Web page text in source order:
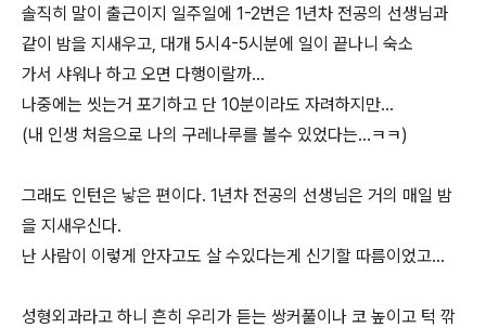
솔직히 말이 출근이지 일주일에 1-2번은 1년차 전공의 선생님과
같이 밤을 지새우고, 대개 5시4-5시분에 일이 끝나니 숙소
가서 샤워나 하고 오면 다행이랄까...
나중에는 씻는거 포기하고 단 10분이라도 자려하지만...
(내 인생 처음으로 나의 구레나루를 볼수 있었다는...ㅋㅋ)
그래도 인턴은 낳은 편이다. 1년차 전공의 선생님은 거의 매일 밤
을 지새우신다.
난 사람이 이렇게 안자고도 살 수있다는게 신기할 따름이었고...
성형외과라고 하니 흔히 우리가 듣는 쌍커풀이나 코 높이고 턱 깎